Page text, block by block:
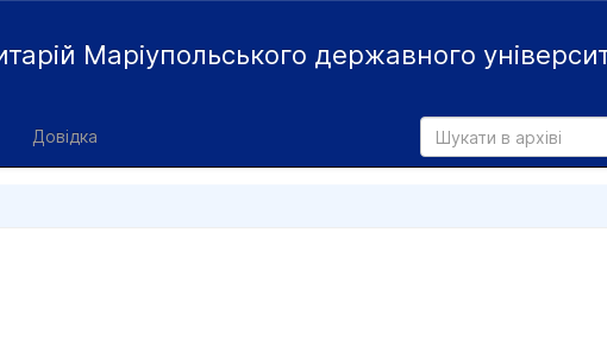
Маріупольського державного
Довідка